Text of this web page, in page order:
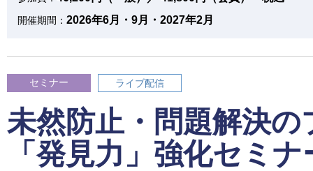
開催期間： 2026年6月・9月・2027年2月
セミナー ライブ配信
未然防止・問題解決
「発見力」強化セミナ